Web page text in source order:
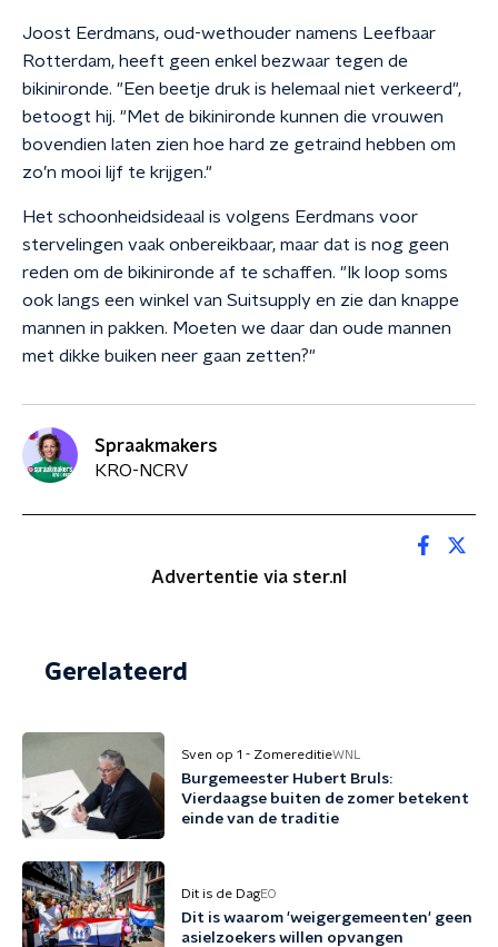
Joost Eerdmans, oud-wethouder namens Leefbaar
Rotterdam, heeft geen enkel bezwaar tegen de
bikinironde. "Een beetje druk is helemaal niet verkeerd",
betoogt hij. "Met de bikinironde kunnen die vrouwen
bovendien laten zien hoe hard ze getraind hebben om
zo’n mooi lijf te krijgen."
Het schoonheidsideaal is volgens Eerdmans voor
stervelingen vaak onbereikbaar, maar dat is nog geen
reden om de bikinironde af te schaffen. "Ik loop soms
ook langs een winkel van Suitsupply en zie dan knappe
mannen in pakken. Moeten we daar dan oude mannen
met dikke buiken neer gaan zetten?"
Spraakmakers
KRO-NCRV
Advertentie via ster.nl
Gerelateerd
Sven op 1 - ZomereditieWNL
Burgemeester Hubert Bruls:
Vierdaagse buiten de zomer betekent
einde van de traditie
Dit is de DagEO
Dit is waarom 'weigergemeenten' geen
asielzoekers willen opvangen